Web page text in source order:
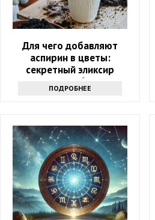
Для чего добавляют
аспирин в цветы:
секретный эликсир
долголетия букетов
ПОДРОБНЕЕ